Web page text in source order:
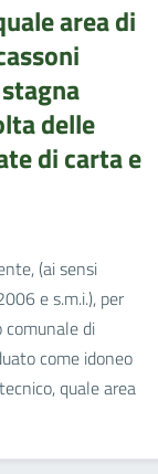
area di
delle
di carta e
(ai sensi
e s.m.i.), per
di
come idoneo
quale area